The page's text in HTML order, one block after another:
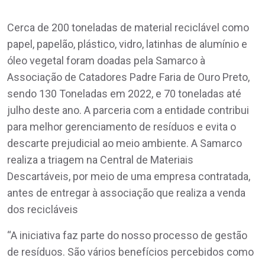
Cerca de 200 toneladas de material reciclável como
papel, papelão, plástico, vidro, latinhas de alumínio e
óleo vegetal foram doadas pela Samarco à
Associação de Catadores Padre Faria de Ouro Preto,
sendo 130 Toneladas em 2022, e 70 toneladas até
julho deste ano. A parceria com a entidade contribui
para melhor gerenciamento de resíduos e evita o
descarte prejudicial ao meio ambiente. A Samarco
realiza a triagem na Central de Materiais
Descartáveis, por meio de uma empresa contratada,
antes de entregar à associação que realiza a venda
dos recicláveis
“A iniciativa faz parte do nosso processo de gestão
de resíduos. São vários benefícios percebidos como